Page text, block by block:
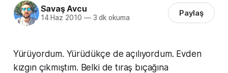
Savaş Avcu
14 Haz 2010 —3 dk okuma Paylaş
Yürüyordum. Yürüdükçe de açılıyordum. Evden
kızgın çıkmıştım. Belki de tıraş bıçağına